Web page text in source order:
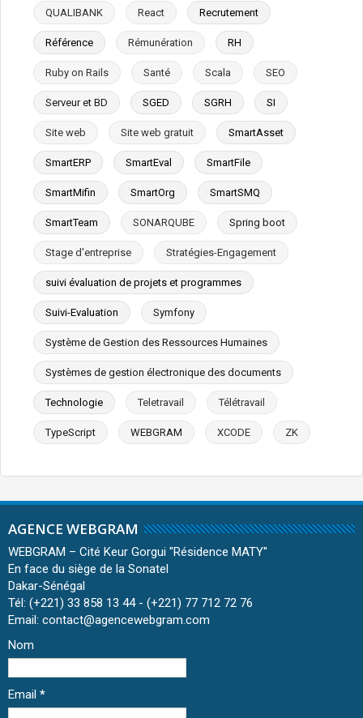
QUALIBANK React Recrutement
Référence Rémunération RH
Ruby on Rails Santé Scala SEO
Serveur et BD SGED SGRH SI
Site web Site web gratuit SmartAsset
SmartERP SmartEval SmartFile
SmartMifin SmartOrg SmartSMQ
SmartTeam SONARQUBE Spring boot
Stage d'entreprise Stratégies-Engagement
suivi évaluation de projets et programmes
Suivi-Evaluation Symfony
Système de Gestion des Ressources Humaines
Systèmes de gestion électronique des documents
Technologie Teletravail Télétravail
TypeScript WEBGRAM XCODE ZK
AGENCE WEBGRAM
WEBGRAM – Cité Keur Gorgui ''Résidence MATY''
En face du siège de la Sonatel
Dakar-Sénégal
Tél: (+221) 33 858 13 44 - (+221) 77 712 72 76
Email: contact@agencewebgram.com
Nom
Email *